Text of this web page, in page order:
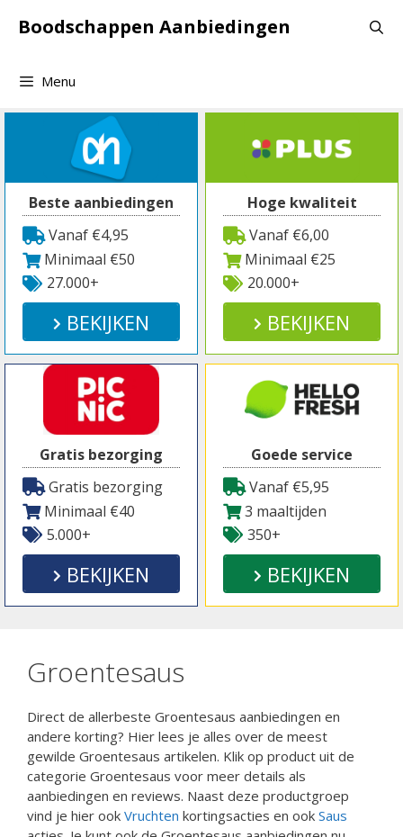
naarBoodschappen Aanbiedingen
Menu
Beste aanbiedingen
Vanaf €4,95
Minimaal €50
27.000+
BEKIJKEN
Hoge kwaliteit
Vanaf €6,00
Minimaal €25
20.000+
BEKIJKEN
Gratis bezorging
Gratis bezorging
Minimaal €40
5.000+
BEKIJKEN
Goede service
Vanaf €5,95
3 maaltijden
350+
BEKIJKEN
Groentesaus
Direct de allerbeste Groentesaus aanbiedingen en
andere korting? Hier lees je alles over de meest
gewilde Groentesaus artikelen. Klik op product uit de
categorie Groentesaus voor meer details als
aanbiedingen en reviews. Naast deze productgroep
vind je hier ook Vruchten kortingsacties en ook Saus